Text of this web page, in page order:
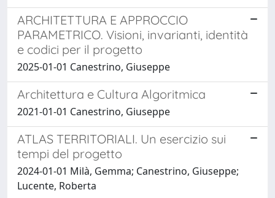
ARCHITETTURA E APPROCCIO
PARAMETRICO. Visioni, invarianti, identità
e codici per il progetto
2025-01-01 Canestrino, Giuseppe
Architettura e Cultura Algoritmica
2021-01-01 Canestrino, Giuseppe
ATLAS TERRITORIALI. Un esercizio sui
tempi del progetto
2024-01-01 Milà, Gemma; Canestrino, Giuseppe;
Lucente, Roberta